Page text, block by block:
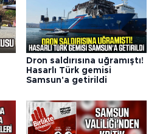
Dron saldırısına uğramıştı!
Hasarlı Türk gemisi
Samsun'a getirildi